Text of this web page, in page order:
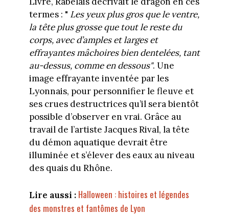
termes : " Les yeux plus gros que le ventre,
la tête plus grosse que tout le reste du
corps, avec d’amples et larges et
effrayantes mâchoires bien dentelées, tant
au-dessus, comme en dessous". Une
image effrayante inventée par les
Lyonnais, pour personnifier le fleuve et
ses crues destructrices qu’il sera bientôt
possible d’observer en vrai. Grâce au
travail de l’artiste Jacques Rival, la tête
du démon aquatique devrait être
illuminée et s’élever des eaux au niveau
des quais du Rhône.
Lire aussi : Halloween : histoires et légendes
des monstres et fantômes de Lyon